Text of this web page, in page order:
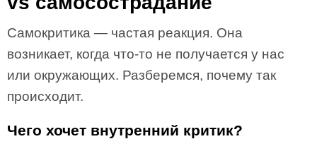
Самокритика — частая реакция. Она
возникает, когда что-то не получается у нас
или окружающих. Разберемся, почему так
происходит.
Чего хочет внутренний критик?